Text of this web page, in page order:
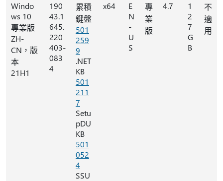
Windo
ws 10
專業版
ZH-
CN，版
本
21H1
190
43.1
645.
220
403-
083
4
累積
鍵盤
501
259
9
.NET
KB
501
211
7
Setu
pDU
KB
501
052
4
SSU
x64
E
N
-
U
S
專
業
版
4.7
1
2
7
G
B
不
適
用